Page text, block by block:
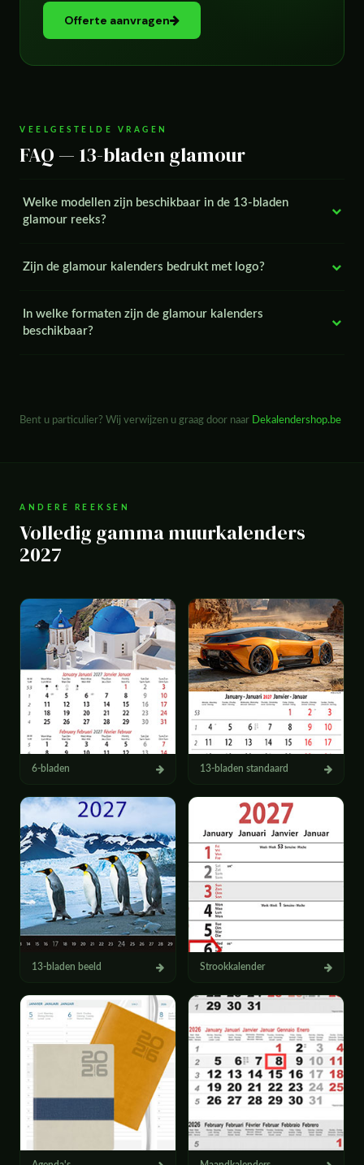
Offerte aanvragen
VEELGESTELDE VRAGEN
FAQ — 13-bladen glamour
Welke modellen zijn beschikbaar in de 13-bladen
glamour reeks?
Zijn de glamour kalenders bedrukt met logo?
In welke formaten zijn de glamour kalenders
beschikbaar?
Bent u particulier? Wij verwijzen u graag door naar Dekalendershop.be
ANDERE REEKSEN
Volledig gamma muurkalenders
2027
6-bladen 13-bladen standaard
13-bladen beeld Strookkalender